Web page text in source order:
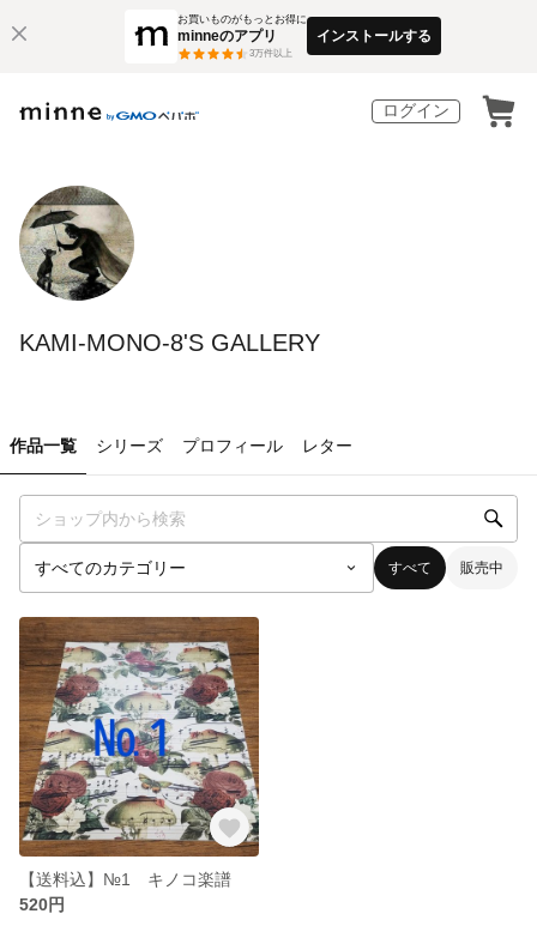
お買いものがもっとお得に
minneのアプリ
3万件以上
インストールする
ログイン
KAMI-MONO-8'S GALLERY
作品一覧 シリーズ プロフィール レター
すべて 販売中
【送料込】№1 キノコ楽譜
520円